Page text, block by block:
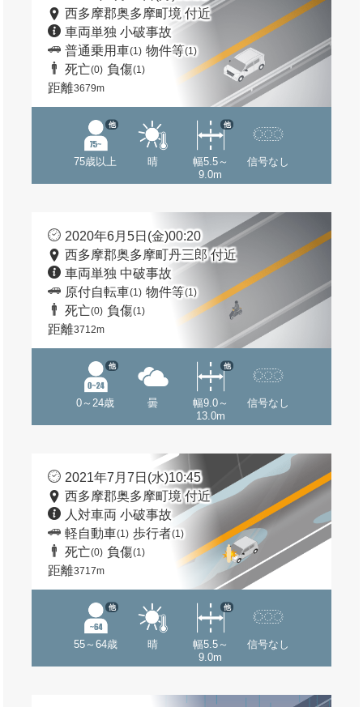
西多摩郡奥多摩町境 付近
車両単独 小破事故
普通乗用車(1) 物件等(1)
死亡(0) 負傷(1)
距離3679m
75歳以上
他
晴
幅5.5～
9.0m
他
信号なし
2020年6月5日(金)00:20
西多摩郡奥多摩町丹三郎 付近
車両単独 中破事故
原付自転車(1) 物件等(1)
死亡(0) 負傷(1)
距離3712m
0～24歳
他
曇
幅9.0～
13.0m
他
信号なし
2021年7月7日(水)10:45
西多摩郡奥多摩町境 付近
人対車両 小破事故
軽自動車(1) 歩行者(1)
死亡(0) 負傷(1)
距離3717m
55～64歳
他
晴
幅5.5～
9.0m
他
信号なし